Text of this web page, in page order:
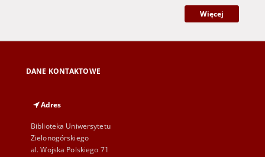
Więcej
DANE KONTAKTOWE
Adres
Biblioteka Uniwersytetu
Zielonogórskiego
al. Wojska Polskiego 71